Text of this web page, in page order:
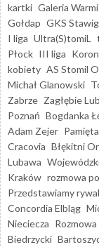
kartki Galeria
Gołdap GKS
I liga Ultra(S)tomiL
Płock III liga
kobiety AS Stomil
Michał Glanowski
Zabrze Zagłębie
Poznań Bogdanka
Adam Zejer
Cracovia Błękitni
Lubawa
Kraków rozmowa
Przedstawiamy
Concordia Elbląg
Nieciecza
Biedrzycki